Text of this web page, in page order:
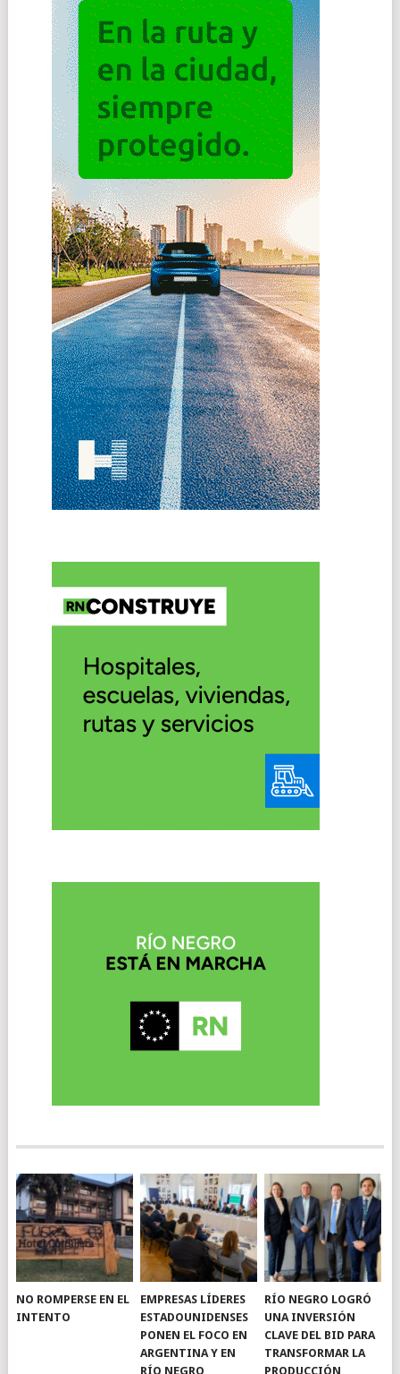
NO ROMPERSE EN EL
INTENTO
EMPRESAS LÍDERES
ESTADOUNIDENSES
PONEN EL FOCO EN
ARGENTINA Y EN
RÍO NEGRO
RÍO NEGRO LOGRÓ
UNA INVERSIÓN
CLAVE DEL BID PARA
TRANSFORMAR LA
PRODUCCIÓN